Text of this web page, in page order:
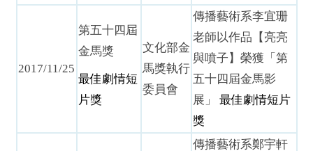
2017/11/25
第五十四屆
金馬獎
最佳劇情短
片獎
文化部金
馬獎執行
委員會
傳播藝術系李宜珊
老師以作品【亮亮
與噴子】榮獲「第
五十四屆金馬影
展」 最佳劇情短片
獎
傳播藝術系鄭宇軒